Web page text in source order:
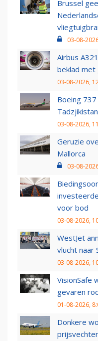
Brussel
03-08-
Airbus
beklad
03-08-2026,
Boeing
03-08-2026,
Geruzie
Mallorca
03-08-
voor bod
03-08-2026,
WestJet
vlucht naar
03-08-2026,
VisionSafe
gevaren
01-08-2026,
Donkere